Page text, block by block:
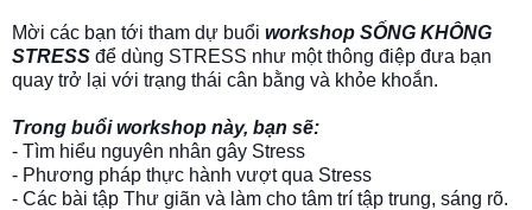
Mời các bạn tới tham dự buổi workshop SỐNG KHÔNG
STRESS để dùng STRESS như một thông điệp đưa bạn
quay trở lại với trạng thái cân bằng và khỏe khoắn.
Trong buổi workshop này, bạn sẽ:
- Tìm hiểu nguyên nhân gây Stress
- Phương pháp thực hành vượt qua Stress
- Các bài tập Thư giãn và làm cho tâm trí tập trung, sáng rõ.